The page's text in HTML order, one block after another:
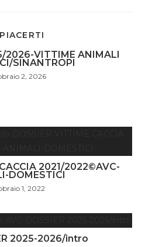
2026-VITTIME ANIMALI
SINANTROPI
2, 2026
2021/2022©AVC-
DOMESTICI
1, 2022
2025-2026/intro